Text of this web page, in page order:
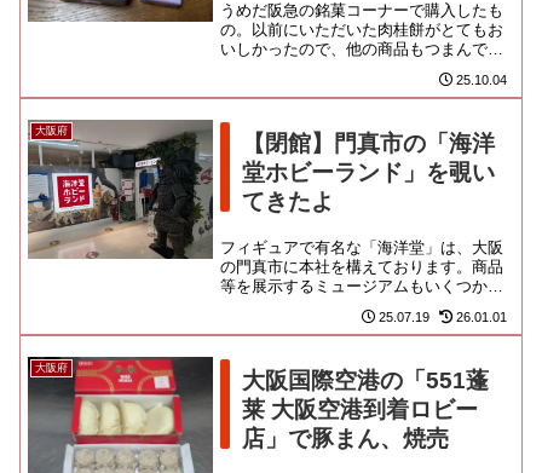
うめだ阪急の銘菓コーナーで購入したも
の。以前にいただいた肉桂餅がとてもお
いしかったので、他の商品もつまんでみ
たのよ。文化文政時代に創業したという
堺の老舗。祖先は香木などを扱... 25.10.04
大阪府
【閉館】門真市の「海洋
堂ホビーランド」を覗い
てきたよ
フィギュアで有名な「海洋堂」は、大阪
の門真市に本社を構えております。商品
等を展示するミュージアムもいくつか運
ンドが令和7年11月30日で...
25.07.19 26.01.01
大阪府
大阪国際空港の「551蓬
莱 大阪空港到着ロビー
店」で豚まん、焼売